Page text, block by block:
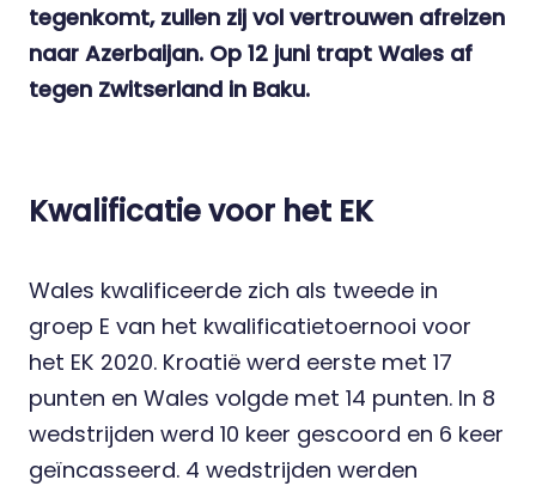
tegenkomt, zullen zij vol vertrouwen afreizen
naar Azerbaijan. Op 12 juni trapt Wales af
tegen Zwitserland in Baku.
Kwalificatie voor het EK
Wales kwalificeerde zich als tweede in
groep E van het kwalificatietoernooi voor
het EK 2020. Kroatië werd eerste met 17
punten en Wales volgde met 14 punten. In 8
wedstrijden werd 10 keer gescoord en 6 keer
geïncasseerd. 4 wedstrijden werden